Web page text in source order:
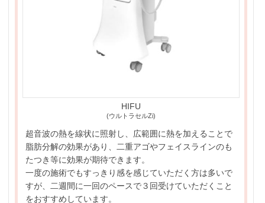
HIFU
(ウルトラセルZi)
超音波の熱を線状に照射し、広範囲に熱を加えることで
脂肪分解の効果があり、二重アゴやフェイスラインのも
たつき等に効果が期待できます。
一度の施術でもすっきり感を感じていただく方は多いで
すが、二週間に一回のペースで３回受けていただくこと
をおすすめしています。